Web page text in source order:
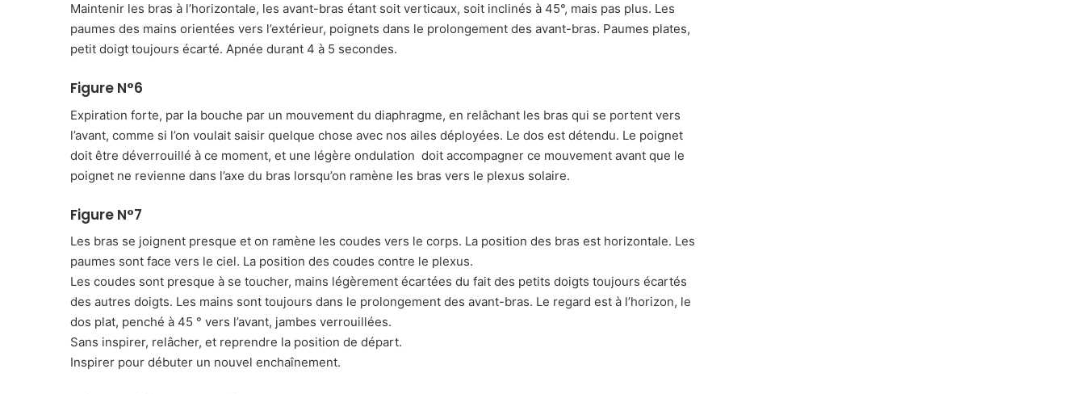
Maintenir les bras à l’horizontale, les avant-bras étant soit verticaux, soit inclinés à 45°, mais pas plus. Les
paumes des mains orientées vers l’extérieur, poignets dans le prolongement des avant-bras. Paumes plates,
petit doigt toujours écarté. Apnée durant 4 à 5 secondes.
Figure N°6
Expiration forte, par la bouche par un mouvement du diaphragme, en relâchant les bras qui se portent vers
l’avant, comme si l’on voulait saisir quelque chose avec nos ailes déployées. Le dos est détendu. Le poignet
doit être déverrouillé à ce moment, et une légère ondulation doit accompagner ce mouvement avant que le
poignet ne revienne dans l’axe du bras lorsqu’on ramène les bras vers le plexus solaire.
Figure N°7
Les bras se joignent presque et on ramène les coudes vers le corps. La position des bras est horizontale. Les
paumes sont face vers le ciel. La position des coudes contre le plexus.
Les coudes sont presque à se toucher, mains légèrement écartées du fait des petits doigts toujours écartés
des autres doigts. Les mains sont toujours dans le prolongement des avant-bras. Le regard est à l’horizon, le
dos plat, penché à 45 ° vers l’avant, jambes verrouillées.
Sans inspirer, relâcher, et reprendre la position de départ.
Inspirer pour débuter un nouvel enchaînement.